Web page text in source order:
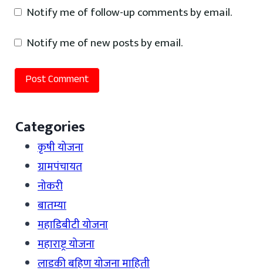
Notify me of follow-up comments by email.
Notify me of new posts by email.
Categories
कृषी योजना
ग्रामपंचायत
नोकरी
बातम्या
महाडिबीटी योजना
महाराष्ट्र योजना
लाडकी बहिण योजना माहिती